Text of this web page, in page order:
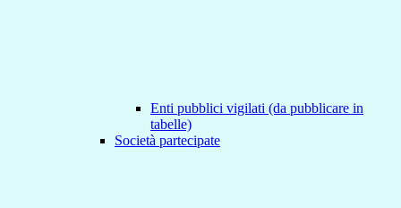
Enti pubblici vigilati (da pubblicare in
tabelle)
Società partecipate